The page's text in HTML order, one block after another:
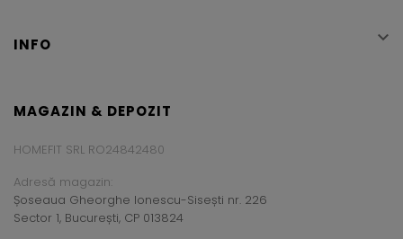
INFO 
MAGAZIN & DEPOZIT
HOMEFIT SRL RO24842480
Adresă magazin:
Șoseaua Gheorghe Ionescu-Sisești nr. 226
Sector 1, București, CP 013824